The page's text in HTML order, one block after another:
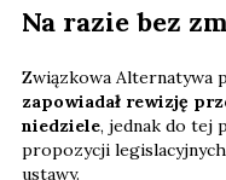
Na razie bez
Związkowa Alternatywa
zapowiadał rewizję
niedziele, jednak do tej
propozycji
ustawy.